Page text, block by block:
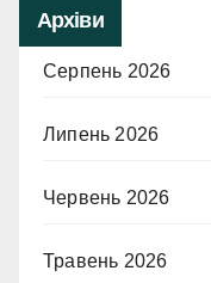
Архіви
Серпень 2026
Липень 2026
Червень 2026
Травень 2026